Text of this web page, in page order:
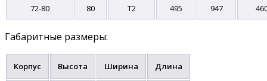
72-80 80 T2 495 947
Габаритные размеры:
Корпус Высота Ширина Длина